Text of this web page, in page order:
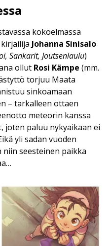
kokoelmassa
Johanna Sinisalo
Sankarit, Joutsenlaulu)
ollut Rosi Kämpe (mm.
torjuu Maata
sinkoamaan
– tarkalleen ottaen
meteorin kanssa
joten paluu nykyaikaan ei
yli sadan vuoden
seesteinen paikka